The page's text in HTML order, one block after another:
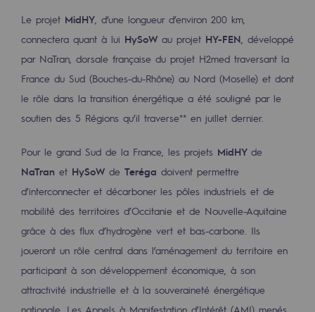
Responsabilité environnementale
BE POSITIF, le programme de
Décarbonation : une priorité
Limitation des émissions atmosphériques
Gestion de l'énergie
Préservation de la biodiversité
Gestion des impacts
Responsabilité sociale et territoriale
Responsabilité sociale et
Energiz Mouv
Energiz Mouv
Le projet MidHY , d’une longueur d’environ 200 km,
connectera quant à lui HySoW au projet HY-FEN , développé
par NaTran, dorsale française du projet H2med traversant la
France du Sud (Bouches-du-Rhône) au Nord (Moselle) et dont
le rôle dans la transition énergétique a été souligné par le
soutien des 5 Régions qu’il traverse** en juillet dernier.
Pour le grand Sud de la France, les projets MidHY de
NaTran et HySoW de Teréga doivent permettre
d’interconnecter et décarboner les pôles industriels et de
mobilité des territoires d’Occitanie et de Nouvelle-Aquitaine
grâce à des flux d’hydrogène vert et bas-carbone. Ils
joueront un rôle central dans l’aménagement du territoire en
participant à son développement économique, à son
attractivité industrielle et à la souveraineté énergétique
nationale. Les Appels à Manifestation d’Intérêt (AMI) menés